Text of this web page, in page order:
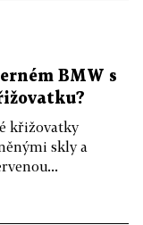
BMW s
křižovatky
skly a